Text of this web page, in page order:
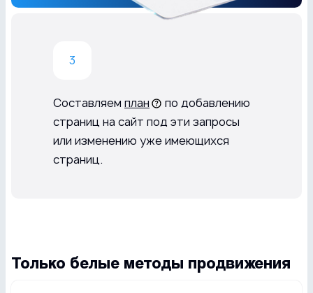
Составляем план
по добавлению
страниц на сайт под эти запросы
или изменению уже имеющихся
страниц.
Только белые методы продвижения